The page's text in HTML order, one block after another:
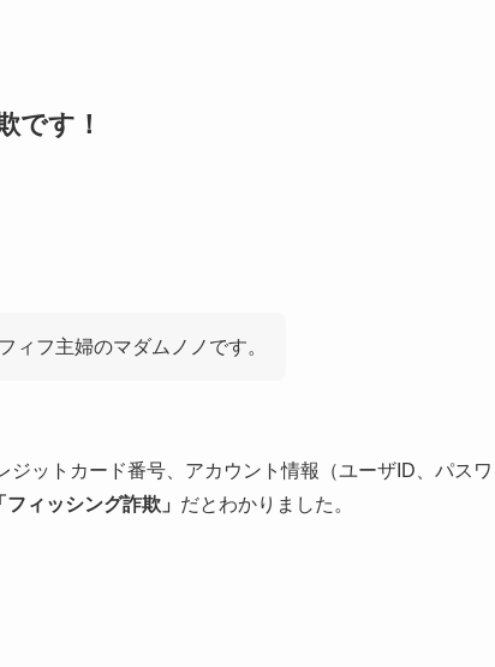
です！
ィフ主婦のマダムノノです。
ットカード番号、アカウント情報（ユーザID、パスワ
フィッシング詐欺」 だとわかりました。